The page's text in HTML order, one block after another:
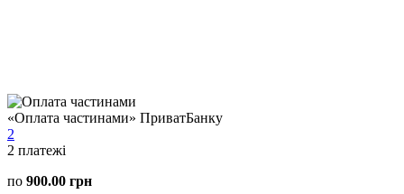
«Оплата частинами» ПриватБанку
2
2 платежі
по 900.00 грн